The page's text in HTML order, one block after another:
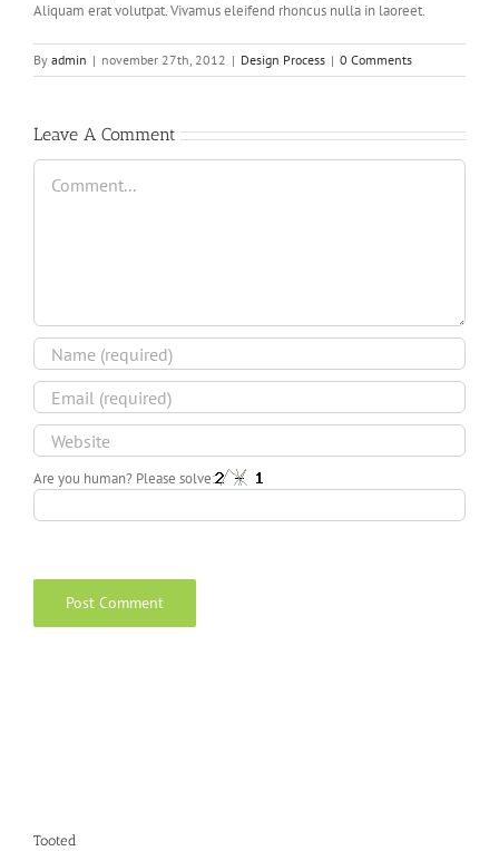
Aliquam erat volutpat. Vivamus eleifend rhoncus nulla in laoreet.
By admin | november 27th, 2012 | Design Process | 0 Comments
Leave A Comment
Comment
Are you human? Please solve:
Tooted